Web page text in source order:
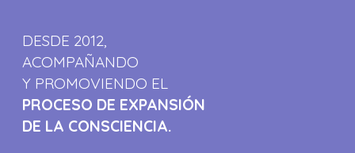
DESDE 2012,
ACOMPAÑANDO
Y PROMOVIENDO EL
PROCESO DE EXPANSIÓN
DE LA CONSCIENCIA.